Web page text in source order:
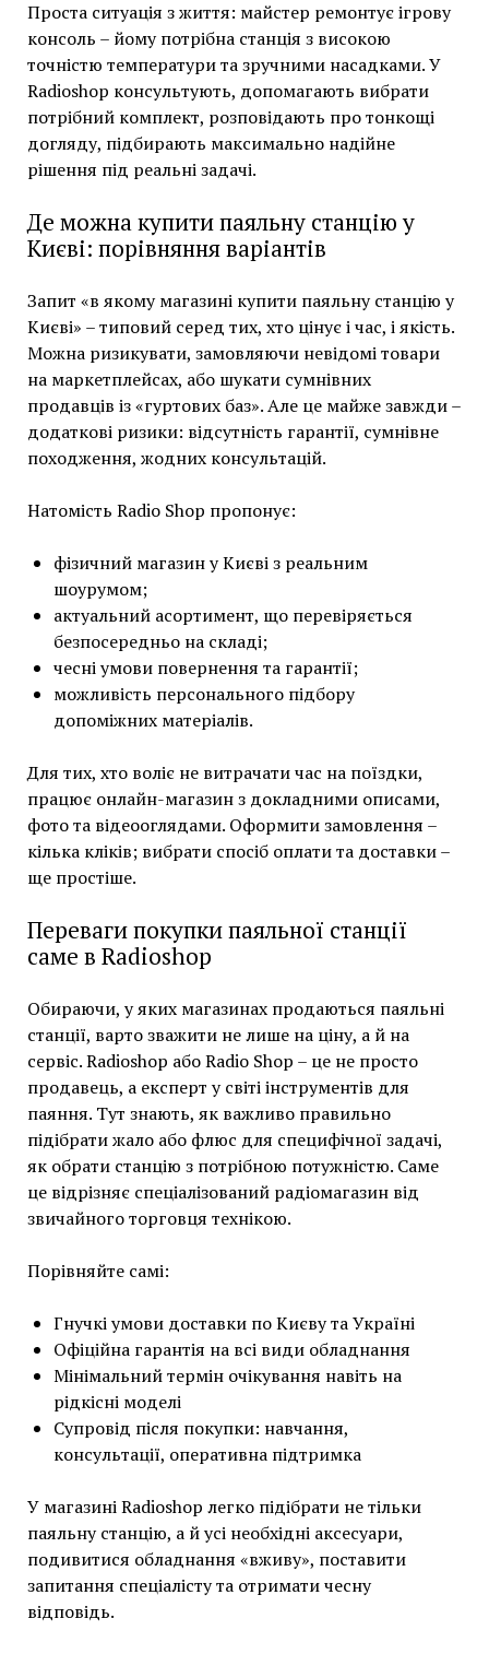
Проста ситуація з життя: майстер ремонтує ігрову
консоль – йому потрібна станція з високою
точністю температури та зручними насадками. У
Radioshop консультують, допомагають вибрати
потрібний комплект, розповідають про тонкощі
догляду, підбирають максимально надійне
рішення під реальні задачі.
Де можна купити паяльну станцію у
Києві: порівняння варіантів
Запит «в якому магазині купити паяльну станцію у
Києві» – типовий серед тих, хто цінує і час, і якість.
Можна ризикувати, замовляючи невідомі товари
на маркетплейсах, або шукати сумнівних
продавців із «гуртових баз». Але це майже завжди –
додаткові ризики: відсутність гарантії, сумнівне
походження, жодних консультацій.
Натомість Radio Shop пропонує:
фізичний магазин у Києві з реальним
шоурумом;
актуальний асортимент, що перевіряється
безпосередньо на складі;
чесні умови повернення та гарантії;
можливість персонального підбору
допоміжних матеріалів.
Для тих, хто воліє не витрачати час на поїздки,
працює онлайн-магазин з докладними описами,
фото та відеооглядами. Оформити замовлення –
кілька кліків; вибрати спосіб оплати та доставки –
ще простіше.
Переваги покупки паяльної станції
саме в Radioshop
Обираючи, у яких магазинах продаються паяльні
станції, варто зважити не лише на ціну, а й на
сервіс. Radioshop або Radio Shop – це не просто
продавець, а експерт у світі інструментів для
паяння. Тут знають, як важливо правильно
підібрати жало або флюс для специфічної задачі,
як обрати станцію з потрібною потужністю. Саме
це відрізняє спеціалізований радіомагазин від
звичайного торговця технікою.
Порівняйте самі:
Гнучкі умови доставки по Києву та Україні
Офіційна гарантія на всі види обладнання
Мінімальний термін очікування навіть на
рідкісні моделі
Супровід після покупки: навчання,
консультації, оперативна підтримка
У магазині Radioshop легко підібрати не тільки
паяльну станцію, а й усі необхідні аксесуари,
подивитися обладнання «вживу», поставити
запитання спеціалісту та отримати чесну
відповідь.